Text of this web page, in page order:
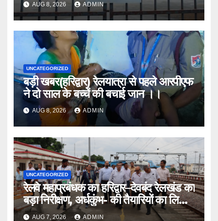
AUG 8, 2026 ADMIN
UNCATEGORIZED
बड़ी खबर(हरिद्वार) रेलयात्रा से पहले आरपीएफ
ने दो साल के बच्चें की बचाई जान ।।
AUG 8, 2026 ADMIN
UNCATEGORIZED
रेलवे महाप्रबंधक का हरिद्वार–देवबंद रेलखंड का
बड़ा निरीक्षण, अर्धकुंभ- की तैयारियों का लिया
जायजा
AUG 7, 2026 ADMIN